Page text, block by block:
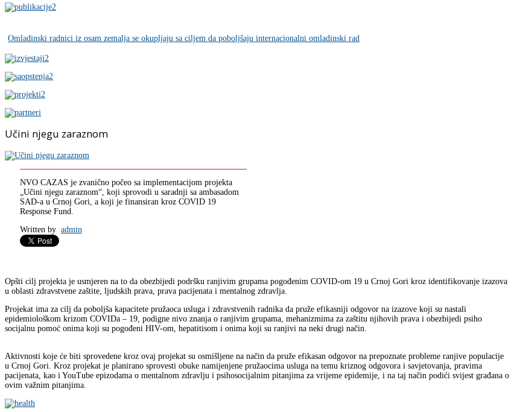
Omladinski radnici iz osam zemalja se okupljaju sa ciljem da poboljšaju internacionalni omladinski rad
Učini njegu zaraznom
NVO CAZAS je zvanično počeo sa implementacijom projekta
„Učini njegu zaraznom“, koji sprovodi u saradnji sa ambasadom
SAD-a u Crnoj Gori, a koji je finansiran kroz COVID 19
Response Fund.
Written by admin
Opšti cilj projekta je usmjeren na to da obezbijedi podršku ranjivim grupama pogođenim COVID-om 19 u Crnoj Gori kroz identifikovanje izazova
u oblasti zdravstvene zaštite, ljudskih prava, prava pacijenata i mentalnog zdravlja.
Projekat ima za cilj da poboljša kapacitete pružaoca usluga i zdravstvenih radnika da pruže efikasniji odgovor na izazove koji su nastali
epidemiološkom krizom COVIDa – 19, podigne nivo znanja o ranjivim grupama, mehanizmima za zaštitu njihovih prava i obezbijedi psiho
socijalnu pomoć onima koji su pogođeni HIV-om, hepatitisom i onima koji su ranjivi na neki drugi način.
Aktivnosti koje će biti sprovedene kroz ovaj projekat su osmišljene na način da pruže efikasan odgovor na prepoznate probleme ranjive populacije
u Crnoj Gori. Kroz projekat je planirano sprovesti obuke namijenjene pružaocima usluga na temu kriznog odgovora i savjetovanja, pravima
pacijenata, kao i YouTube epizodama o mentalnom zdravlju i psihosocijalnim pitanjima za vrijeme epidemije, i na taj način podići svijest građana o
ovim važnim pitanjima.